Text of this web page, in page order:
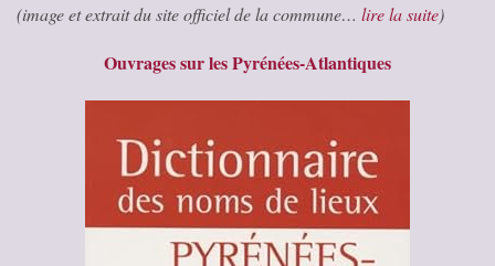
(image et extrait du site officiel de la commune… lire la suite)
Ouvrages sur les Pyrénées-Atlantiques